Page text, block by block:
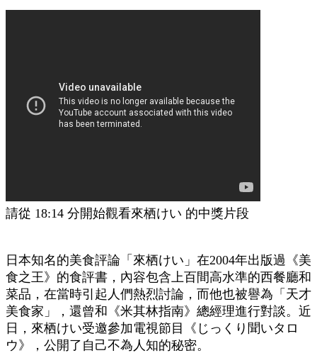
請從 18:14 分開始觀看來栖けい 的中獎片段
日本知名的美食評論「來栖けい」在2004年出版過《美
食之王》的食評書，內容包含上百間高水準的西餐廳和
菜品，在當時引起人們熱烈討論，而他也被譽為「天才
美食家」，還曾和《米其林指南》總經理進行對談。近
日，來栖けい受邀參加電視節目《じっくり聞いタロ
ウ》，公開了自己不為人知的秘密。